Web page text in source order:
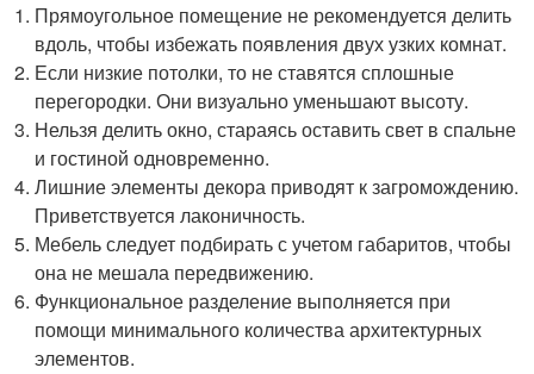
Прямоугольное помещение не рекомендуется делить
вдоль, чтобы избежать появления двух узких комнат.
Если низкие потолки, то не ставятся сплошные
перегородки. Они визуально уменьшают высоту.
Нельзя делить окно, стараясь оставить свет в спальне
и гостиной одновременно.
Лишние элементы декора приводят к загромождению.
Приветствуется лаконичность.
Мебель следует подбирать с учетом габаритов, чтобы
она не мешала передвижению.
Функциональное разделение выполняется при
помощи минимального количества архитектурных
элементов.